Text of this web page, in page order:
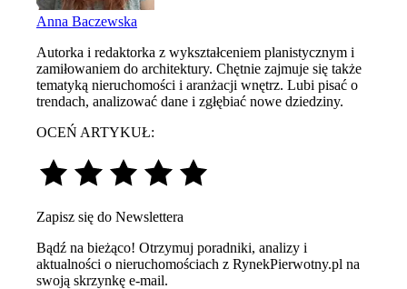
Anna Baczewska
Autorka i redaktorka z wykształceniem planistycznym i
zamiłowaniem do architektury. Chętnie zajmuje się także
tematyką nieruchomości i aranżacji wnętrz. Lubi pisać o
trendach, analizować dane i zgłębiać nowe dziedziny.
OCEŃ ARTYKUŁ:
Zapisz się do Newslettera
Bądź na bieżąco! Otrzymuj poradniki, analizy i
aktualności o nieruchomościach z RynekPierwotny.pl na
swoją skrzynkę e-mail.